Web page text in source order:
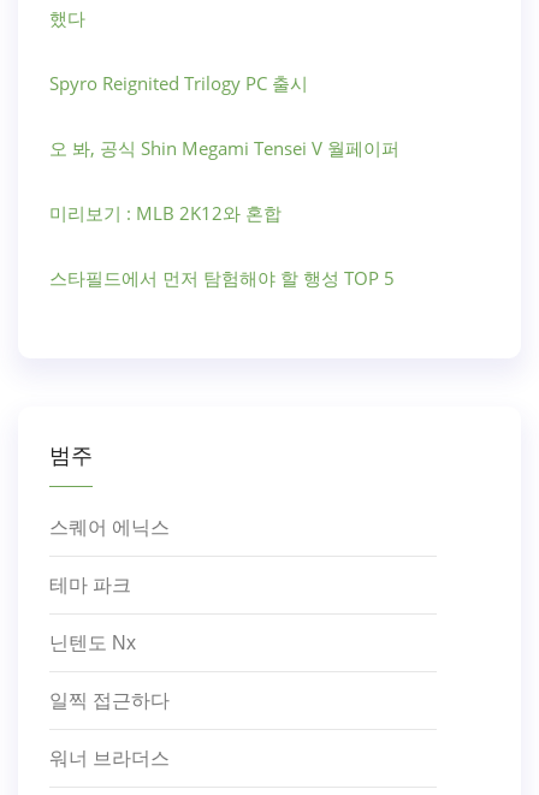
했다
Spyro Reignited Trilogy PC 출시
오 봐, 공식 Shin Megami Tensei V 월페이퍼
미리보기 : MLB 2K12와 혼합
스타필드에서 먼저 탐험해야 할 행성 TOP 5
범주
스퀘어 에닉스
테마 파크
닌텐도 Nx
일찍 접근하다
워너 브라더스